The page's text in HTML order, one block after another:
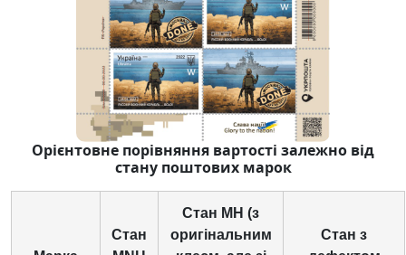
Орієнтовне порівняння вартості залежно від
стану поштових марок
Стан
Стан MH (з
оригінальним
Стан з